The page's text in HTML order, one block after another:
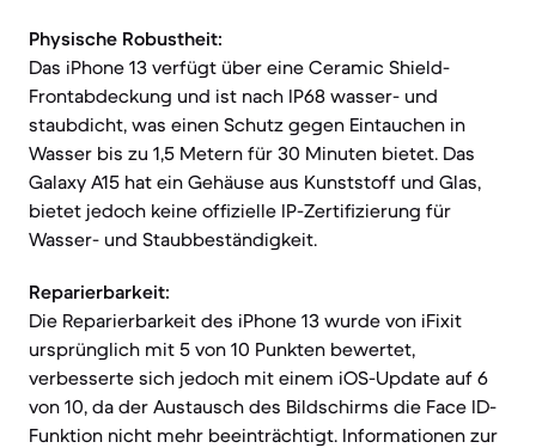
Physische Robustheit:
Das iPhone 13 verfügt über eine Ceramic Shield-
Frontabdeckung und ist nach IP68 wasser- und
staubdicht, was einen Schutz gegen Eintauchen in
Wasser bis zu 1,5 Metern für 30 Minuten bietet. Das
Galaxy A15 hat ein Gehäuse aus Kunststoff und Glas,
bietet jedoch keine offizielle IP-Zertifizierung für
Wasser- und Staubbeständigkeit.
Reparierbarkeit:
Die Reparierbarkeit des iPhone 13 wurde von iFixit
ursprünglich mit 5 von 10 Punkten bewertet,
verbesserte sich jedoch mit einem iOS-Update auf 6
von 10, da der Austausch des Bildschirms die Face ID-
Funktion nicht mehr beeinträchtigt. Informationen zur